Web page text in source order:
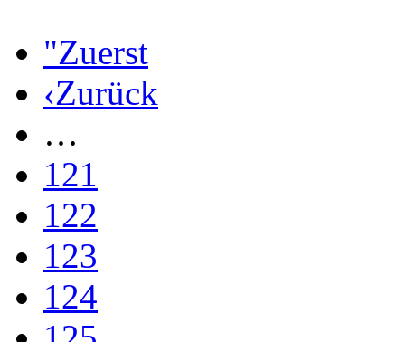
"Zuerst
‹Zurück
…
121
122
123
124